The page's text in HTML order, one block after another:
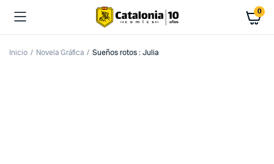
0
Inicio Novela Gráfica Sueños rotos : Julia